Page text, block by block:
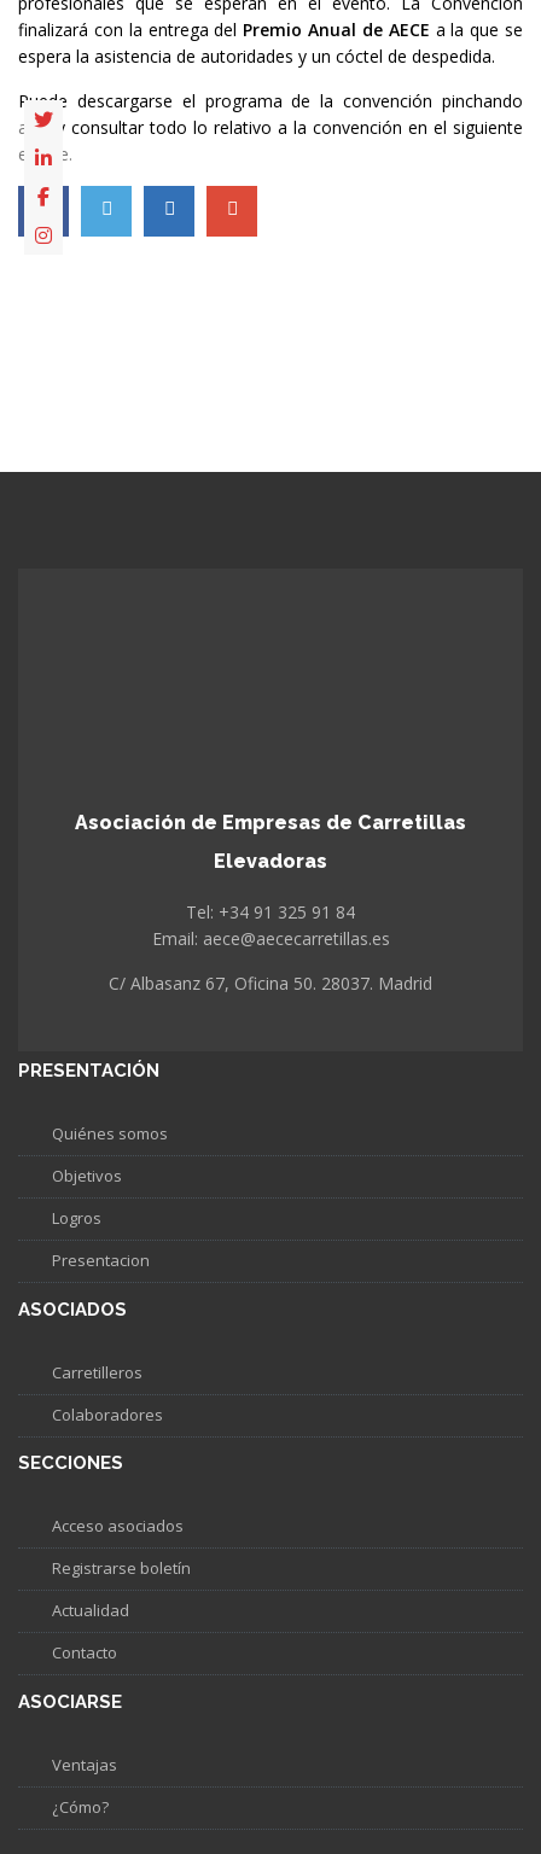
finalizará con la entrega del Premio Anual de AECE a la que se
espera la asistencia de autoridades y un cóctel de despedida.
Puede descargarse el programa de la convención pinchando
aquíy consultar todo lo relativo a la convención en el siguiente
enlace.
Asociación de Empresas de Carretillas
Elevadoras
Tel: +34 91 325 91 84
Email: aece@aececarretillas.es
C/ Albasanz 67, Oficina 50. 28037. Madrid
PRESENTACIÓN
Quiénes somos
Objetivos
Logros
Presentacion
ASOCIADOS
Carretilleros
Colaboradores
SECCIONES
Acceso asociados
Registrarse boletín
Actualidad
Contacto
ASOCIARSE
Ventajas
¿Cómo?